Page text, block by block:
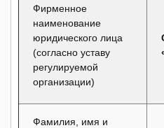
Фирменное
наименование
юридического лица
(согласно уставу
регулируемой
организации)
Фамилия, имя и